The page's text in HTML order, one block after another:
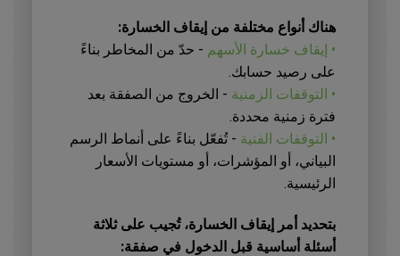
هناك أنواع مختلفة من إيقاف الخسارة:
• إيقاف خسارة الأسهم - حدّ من المخاطر بناءً
على رصيد حسابك.
• التوقفات الزمنية - الخروج من الصفقة بعد
فترة زمنية محددة.
• التوقفات الفنية - تُفعّل بناءً على أنماط الرسم
البياني، أو المؤشرات، أو مستويات الأسعار
الرئيسية.
بتحديد أمر إيقاف الخسارة، تُجيب على ثلاثة
أسئلة أساسية قبل الدخول في صفقة: